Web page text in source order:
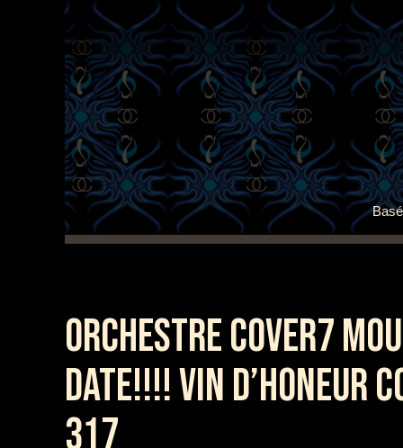
ORCHESTRE COVER7
DATE!!!! VIN D’HONEUR
317